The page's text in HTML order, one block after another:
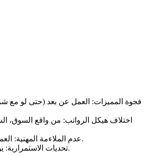
فجوة المميزات: العمل عن بعد (حتى لو مع
اختلاف هيكل الرواتب: من واقع السوق،
عدم الملاءمة المهنية: العمل عن بعد لا يناسب كافة التخصصات؛ فالكثير من الوظائف الإدارية والتشغيلية تتطلب حضوراً ذهنياً وميدانياً وتفاعلاً مباشراً لا يمكن اختزاله في شاشة كمبيوتر.
تحديات الاستمرارية: يواجه العامل عن بعد تحديات لوجستية وتقنية واجتماعية، بالإضافة إلى انعدام الشعور بالأمان الوظيفي والتدرج المهني الذي توفره الوظيفة المباشرة المستقرة.